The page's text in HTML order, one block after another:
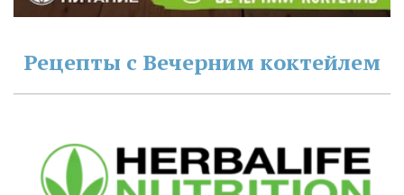
Рецепты с Вечерним коктейлем